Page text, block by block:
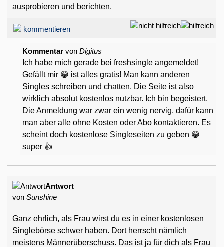
ausprobieren und berichten.
kommentieren
Kommentar von Digitus
Ich habe mich gerade bei freshsingle angemeldet!
Gefällt mir 😁 ist alles gratis! Man kann anderen
Singles schreiben und chatten. Die Seite ist also
wirklich absolut kostenlos nutzbar. Ich bin begeistert.
Die Anmeldung war zwar ein wenig nervig, dafür kann
man aber alle ohne Kosten oder Abo kontaktieren. Es
scheint doch kostenlose Singleseiten zu geben 😁
super 👍
Antwort
von Sunshine
Ganz ehrlich, als Frau wirst du es in einer kostenlosen
Singlebörse schwer haben. Dort herrscht nämlich
meistens Männerüberschuss. Das ist ja für dich als Frau